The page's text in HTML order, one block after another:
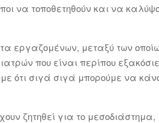
να τοποθετηθούν και να
εργαζομένων, μεταξύ των
που είναι περίπου
ότι σιγά σιγά μπορούμε να
ζητηθεί για το